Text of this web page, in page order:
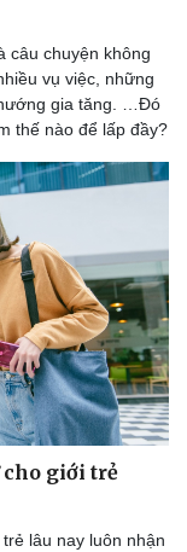
câu chuyện không
vụ việc, những
gia tăng. …Đó
thế nào để lấp đầy?
cho giới trẻ
lâu nay luôn nhận